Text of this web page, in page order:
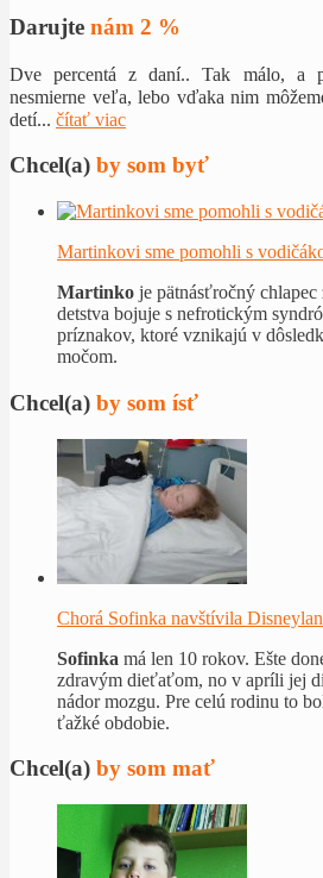
Darujte nám 2 %
Dve percentá z daní.. Tak málo, a
nesmierne veľa, lebo vďaka nim
detí... čítať viac
Chcel(a) by som byť
Martinkovi sme pomohli s
Martinko je pätnásťročný
detstva bojuje s nefrotickým
príznakov, ktoré vznikajú v
močom.
Chcel(a) by som ísť
Chorá Sofinka navštívila
Sofinka má len 10 rokov. Ešte
zdravým dieťaťom, no v apríli jej
nádor mozgu. Pre celú rodinu to
ťažké obdobie.
Chcel(a) by som mať